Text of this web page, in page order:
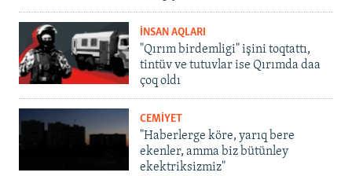
İNSAN AQLARI
"Qırım birdemligi" işini toqtattı,
tintüv ve tutuvlar ise Qırımda daa
çoq oldı
CEMİYET
"Haberlerge köre, yarıq bere
ekenler, amma biz bütünley
ekektriksizmiz"